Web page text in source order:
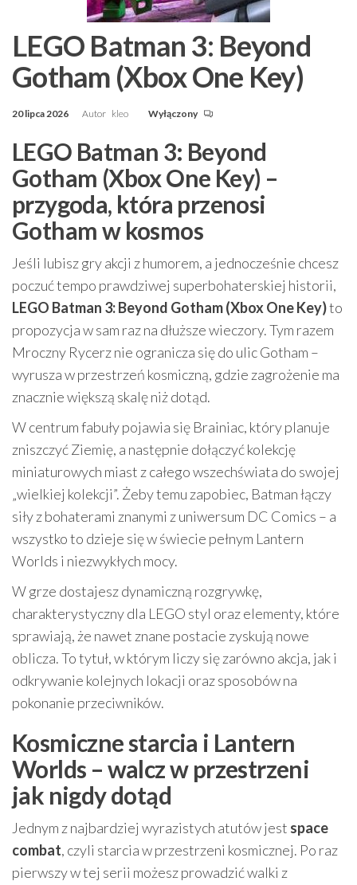
LEGO Batman 3: Beyond
Gotham (Xbox One Key)
20 lipca 2026 Autor kleo Wyłączony
LEGO Batman 3: Beyond
Gotham (Xbox One Key) –
przygoda, która przenosi
Gotham w kosmos
Jeśli lubisz gry akcji z humorem, a jednocześnie chcesz
poczuć tempo prawdziwej superbohaterskiej historii,
LEGO Batman 3: Beyond Gotham (Xbox One Key)to
propozycja w sam raz na dłuższe wieczory. Tym razem
Mroczny Rycerz nie ogranicza się do ulic Gotham –
wyrusza w przestrzeń kosmiczną, gdzie zagrożenie ma
znacznie większą skalę niż dotąd.
W centrum fabuły pojawia się Brainiac, który planuje
zniszczyć Ziemię, a następnie dołączyć kolekcję
miniaturowych miast z całego wszechświata do swojej
„wielkiej kolekcji”. Żeby temu zapobiec, Batman łączy
siły z bohaterami znanymi z uniwersum DC Comics – a
wszystko to dzieje się w świecie pełnym Lantern
Worlds i niezwykłych mocy.
W grze dostajesz dynamiczną rozgrywkę,
charakterystyczny dla LEGO styl oraz elementy, które
sprawiają, że nawet znane postacie zyskują nowe
oblicza. To tytuł, w którym liczy się zarówno akcja, jak i
odkrywanie kolejnych lokacji oraz sposobów na
pokonanie przeciwników.
Kosmiczne starcia i Lantern
Worlds – walcz w przestrzeni
jak nigdy dotąd
Jednym z najbardziej wyrazistych atutów jest space
combat, czyli starcia w przestrzeni kosmicznej. Po raz
pierwszy w tej serii możesz prowadzić walki z